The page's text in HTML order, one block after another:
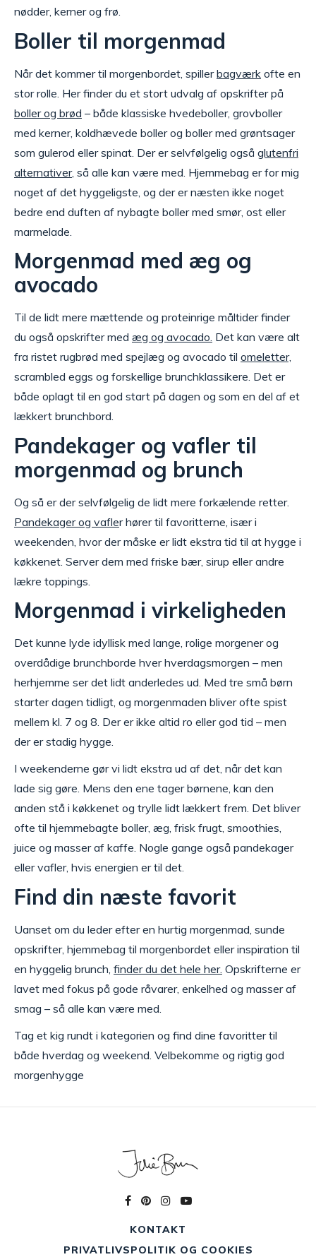
nødder, kerner og frø.
Boller til morgenmad
Når det kommer til morgenbordet, spillerbagværk ofte en
stor rolle. Her finder du et stort udvalg af opskrifter på
boller og brød – både klassiske hvedeboller, grovboller
med kerner, koldhævede boller og boller med grøntsager
som gulerod eller spinat. Der er selvfølgelig også glutenfri
alternativer, så alle kan være med. Hjemmebag er for mig
noget af det hyggeligste, og der er næsten ikke noget
bedre end duften af nybagte boller med smør, ost eller
marmelade.
Morgenmad med æg og
avocado
Til de lidt mere mættende og proteinrige måltider finder
du også opskrifter med æg og avocado. Det kan være alt
fra ristet rugbrød med spejlæg og avocado til omeletter,
scrambled eggs og forskellige brunchklassikere. Det er
både oplagt til en god start på dagen og som en del af et
lækkert brunchbord.
Pandekager og vafler til
morgenmad og brunch
Og så er der selvfølgelig de lidt mere forkælende retter.
Pandekager og vafler hører til favoritterne, især i
weekenden, hvor der måske er lidt ekstra tid til at hygge i
køkkenet. Server dem med friske bær, sirup eller andre
lækre toppings.
Morgenmad i virkeligheden
Det kunne lyde idyllisk med lange, rolige morgener og
overdådige brunchborde hver hverdagsmorgen – men
herhjemme ser det lidt anderledes ud. Med tre små børn
starter dagen tidligt, og morgenmaden bliver ofte spist
mellem kl. 7 og 8. Der er ikke altid ro eller god tid – men
der er stadig hygge.
I weekenderne gør vi lidt ekstra ud af det, når det kan
lade sig gøre. Mens den ene tager børnene, kan den
anden stå i køkkenet og trylle lidt lækkert frem. Det bliver
ofte til hjemmebagte boller, æg, frisk frugt, smoothies,
juice og masser af kaffe. Nogle gange også pandekager
eller vafler, hvis energien er til det.
Find din næste favorit
Uanset om du leder efter en hurtig morgenmad, sunde
opskrifter, hjemmebag til morgenbordet eller inspiration til
en hyggelig brunch, finder du det hele her. Opskrifterne er
lavet med fokus på gode råvarer, enkelhed og masser af
smag – så alle kan være med.
Tag et kig rundt i kategorien og find dine favoritter til
både hverdag og weekend. Velbekomme og rigtig god
morgenhygge
KONTAKT
PRIVATLIVSPOLITIK OG COOKIES